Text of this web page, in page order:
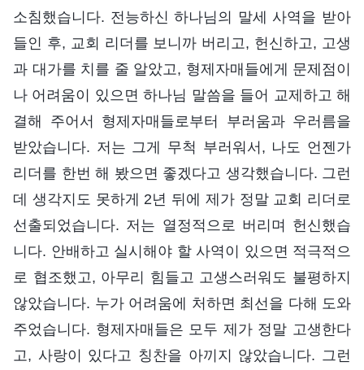
소침했습니다. 전능하신 하나님의 말세 사역을 받아
들인 후, 교회 리더를 보니까 버리고, 헌신하고, 고생
과 대가를 치를 줄 알았고, 형제자매들에게 문제점이
나 어려움이 있으면 하나님 말씀을 들어 교제하고 해
결해 주어서 형제자매들로부터 부러움과 우러름을
받았습니다. 저는 그게 무척 부러워서, 나도 언젠가
리더를 한번 해 봤으면 좋겠다고 생각했습니다. 그런
데 생각지도 못하게 2년 뒤에 제가 정말 교회 리더로
선출되었습니다. 저는 열정적으로 버리며 헌신했습
니다. 안배하고 실시해야 할 사역이 있으면 적극적으
로 협조했고, 아무리 힘들고 고생스러워도 불평하지
않았습니다. 누가 어려움에 처하면 최선을 다해 도와
주었습니다. 형제자매들은 모두 제가 정말 고생한다
고, 사랑이 있다고 칭찬을 아끼지 않았습니다. 그런